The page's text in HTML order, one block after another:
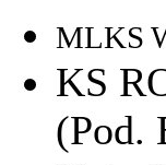
MLKS
KS
(Pod.